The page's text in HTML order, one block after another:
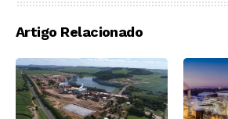
Artigo Relacionado